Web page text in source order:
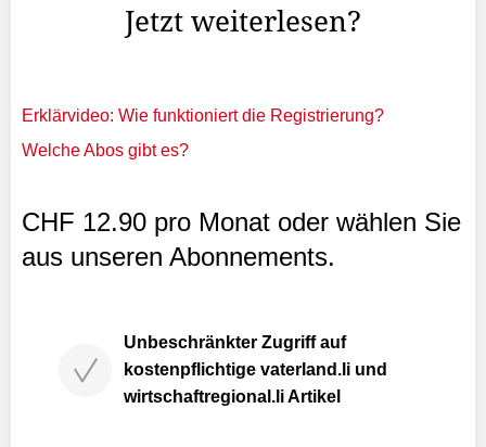
Jetzt weiterlesen?
Erklärvideo: Wie funktioniert die Registrierung?
Welche Abos gibt es?
CHF 12.90 pro Monat oder wählen Sie
aus unseren Abonnements.
Unbeschränkter Zugriff auf
kostenpflichtige vaterland.li und
wirtschaftregional.li Artikel